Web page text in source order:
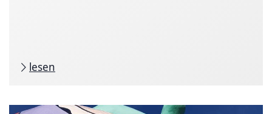
lesen